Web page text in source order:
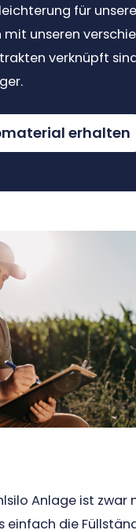
für
mit unseren
verknüpft
erhalten
Anlage ist zwar
einfach die